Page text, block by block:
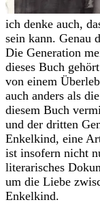
ich denke auch,
sein kann. Genau
Die Generation
dieses Buch
von einem
auch anders als
diesem Buch
und der dritten
Enkelkind, eine
ist insofern nicht
literarisches
um die Liebe
Enkelkind.